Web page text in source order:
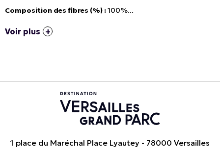
Composition des fibres (%) :100%...
Voir plus
1 place du Maréchal Place Lyautey - 78000 Versailles